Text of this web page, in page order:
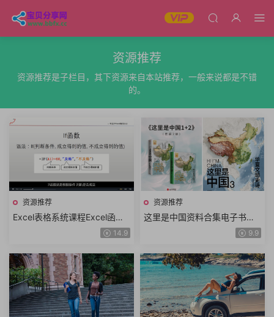
资源推荐
资源推荐是子栏目，其下资源来自本站推荐，一般来说都是不错
的。
资源推荐
Excel表格系统课程Excel函数
公式Excel数据透视表Excel图
14.9
资源推荐
这里是中国资料合集电子书全3
册中国地理科普华夏文明史诗9.9